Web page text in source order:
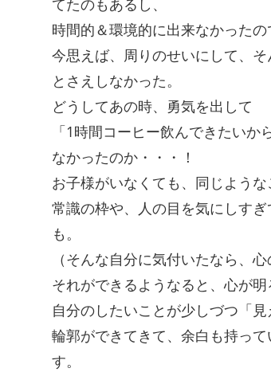
てたのもあるし、
時間的＆環境的に出来なかったの
今思えば、周りのせいにして、
とさえしなかった。
どうしてあの時、勇気を出して
「1時間コーヒー飲んできたいか
なかったのか・・・！
お子様がいなくても、同じような
常識の枠や、人の目を気にしす
も。
（そんな自分に気付いたなら、
それができるようなると、心が明
自分のしたいことが少しづつ「
輪郭ができてきて、余白も持っ
す。